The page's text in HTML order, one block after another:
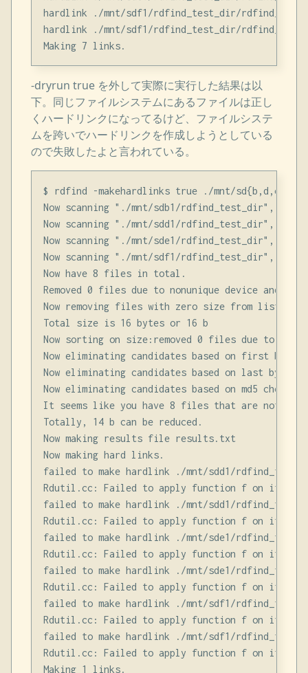
hardlink ./mnt/sdf1/rdfind_test_dir/
hardlink ./mnt/sdf1/rdfind_test_dir/
-dryrun true を外して実際に実行した結果は以
下。同じファイルシステムにあるファイルは正し
くハードリンクになってるけど、ファイルシステ
ムを跨いでハードリンクを作成しようとしている
ので失敗したよと言われている。
$ rdfind -makehardlinks true ./mnt/
Now scanning "./mnt/sdb1/rdfind_test_dir",
Now scanning "./mnt/sdd1/rdfind_test_dir",
Now scanning "./mnt/sde1/rdfind_test_dir",
Now scanning "./mnt/sdf1/rdfind_test_dir",
Now have 8 files in total.
Removed 0 files due to nonunique device and
Now removing files with zero size from
Total size is 16 bytes or 16 b
Now sorting on size:removed 0 files due to
Now eliminating candidates based on first
Now eliminating candidates based on last
Now eliminating candidates based on md5
It seems like you have 8 files that are not
Totally, 14 b can be reduced.
Now making results file results.txt
Now making hard links.
failed to make hardlink ./mnt/sdd1/
Rdutil.cc: Failed to apply function f on it.
failed to make hardlink ./mnt/sdd1/
Rdutil.cc: Failed to apply function f on it.
failed to make hardlink ./mnt/sde1/
Rdutil.cc: Failed to apply function f on it.
failed to make hardlink ./mnt/sde1/
Rdutil.cc: Failed to apply function f on it.
failed to make hardlink ./mnt/sdf1/
Rdutil.cc: Failed to apply function f on it.
failed to make hardlink ./mnt/sdf1/
Rdutil.cc: Failed to apply function f on it.
Making 1 links.